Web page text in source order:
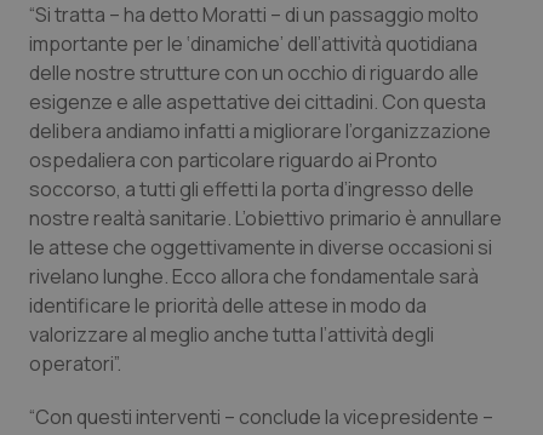
Oncologia & Nutrizione
Psoriasi & pelle
Quotidiano Cardiologia
Quotidiano Chirurgia
Quotidiano Oncologia
Quotidiano Pediatria
“Si tratta – ha detto Moratti – di un passaggio molto
importante per le ‘dinamiche’ dell’attività quotidiana
delle nostre strutture con un occhio di riguardo alle
esigenze e alle aspettative dei cittadini. Con questa
delibera andiamo infatti a migliorare l’organizzazione
ospedaliera con particolare riguardo ai Pronto
soccorso, a tutti gli effetti la porta d’ingresso delle
nostre realtà sanitarie. L’obiettivo primario è annullare
le attese che oggettivamente in diverse occasioni si
rivelano lunghe. Ecco allora che fondamentale sarà
identificare le priorità delle attese in modo da
valorizzare al meglio anche tutta l’attività degli
operatori”.
“Con questi interventi – conclude la vicepresidente –